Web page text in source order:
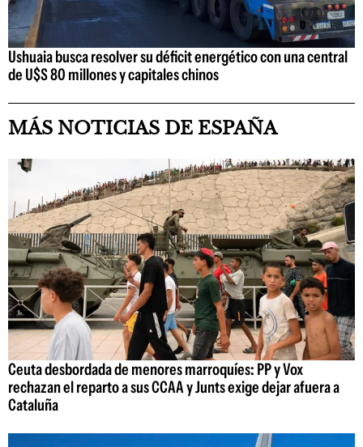
Ushuaia busca resolver su déficit energético con una central
de U$S 80 millones y capitales chinos
MÁS NOTICIAS DE ESPAÑA
Ceuta desbordada de menores marroquíes: PP y Vox
rechazan el reparto a sus CCAA y Junts exige dejar afuera a
Cataluña